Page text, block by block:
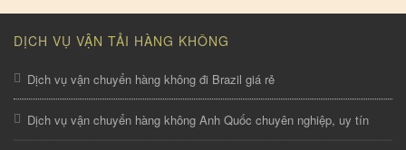
DỊCH VỤ VẬN TẢI HÀNG KHÔNG
Dịch vụ vận chuyển hàng không đi Brazil giá rẻ
Dịch vụ vận chuyển hàng không Anh Quốc chuyên nghiệp, uy tín